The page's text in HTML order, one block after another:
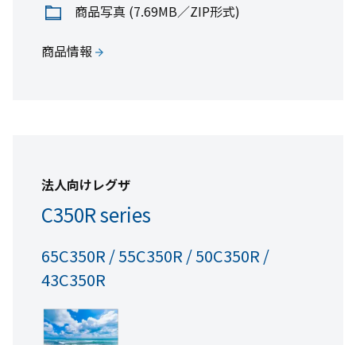
商品写真 (7.69MB／ZIP形式)
商品情報
法人向けレグザ
C350R series
65C350R / 55C350R / 50C350R /
43C350R
壁掛け金具
FPT-WA15
取扱説明書 (542KB／PDF形式)
外形寸法図(39.3KB／JPEG形式)
商品写真(116KB／PNG形式)